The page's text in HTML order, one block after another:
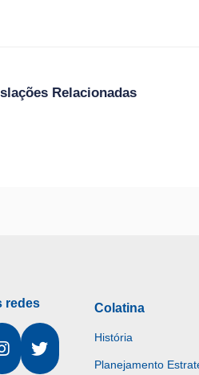
Relacionadas
redes Colatina
História
Planejamento